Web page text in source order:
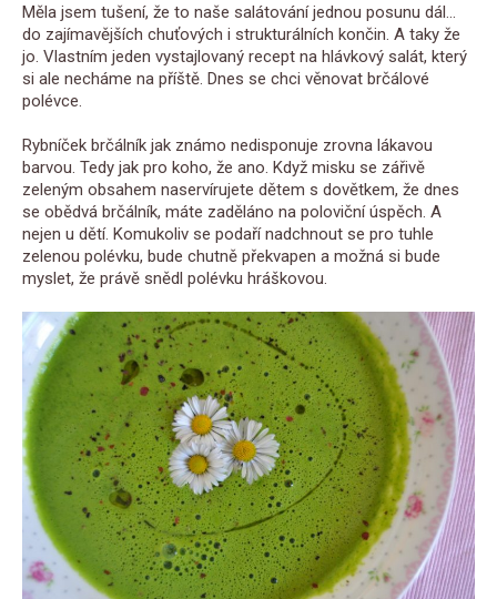
Měla jsem tušení, že to naše salátování jednou posunu dál…
do zajímavějších chuťových i strukturálních končin. A taky že
jo. Vlastním jeden vystajlovaný recept na hlávkový salát, který
si ale necháme na příště. Dnes se chci věnovat brčálové
polévce.
Rybníček brčálník jak známo nedisponuje zrovna lákavou
barvou. Tedy jak pro koho, že ano. Když misku se zářivě
zeleným obsahem naservírujete dětem s dovětkem, že dnes
se obědvá brčálník, máte zaděláno na poloviční úspěch. A
nejen u dětí. Komukoliv se podaří nadchnout se pro tuhle
zelenou polévku, bude chutně překvapen a možná si bude
myslet, že právě snědl polévku hráškovou.